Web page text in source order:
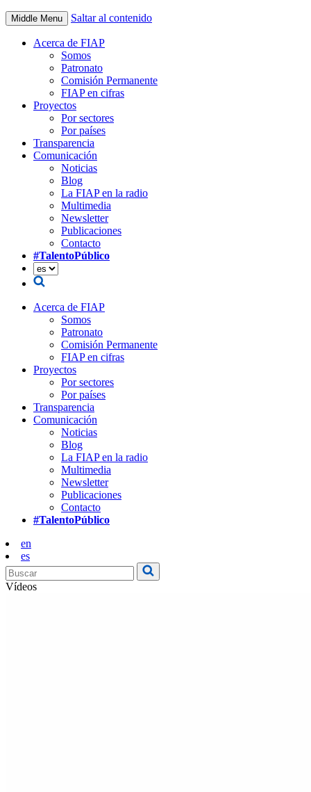
Middle Menu Saltar al contenido
Acerca de FIAP
Somos
Patronato
Comisión Permanente
FIAP en cifras
Proyectos
Por sectores
Por países
Transparencia
Comunicación
Noticias
Blog
La FIAP en la radio
Multimedia
Newsletter
Publicaciones
Contacto
#TalentoPúblico
Acerca de FIAP
Somos
Patronato
Comisión Permanente
FIAP en cifras
Proyectos
Por sectores
Por países
Transparencia
Comunicación
Noticias
Blog
La FIAP en la radio
Multimedia
Newsletter
Publicaciones
Contacto
#TalentoPúblico
en
es
Vídeos